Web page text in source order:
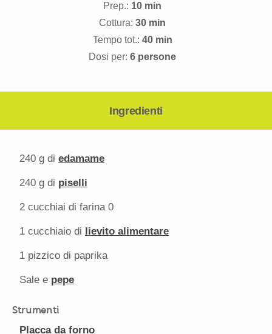
Prep.: 10 min
Cottura: 30 min
Tempo tot.: 40 min
Dosi per: 6 persone
Ingredienti
240 g di edamame
240 g di piselli
2 cucchiai di farina 0
1 cucchiaio di lievito alimentare
1 pizzico di paprika
Sale e pepe
Strumenti
Placca da forno